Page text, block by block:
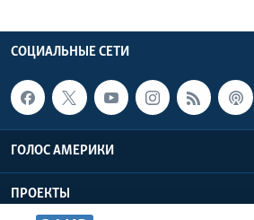
СОЦИАЛЬНЫЕ СЕТИ
ГОЛОС АМЕРИКИ
ПРОЕКТЫ